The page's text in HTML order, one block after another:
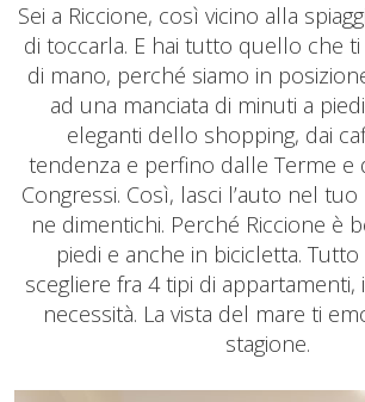
Sei a Riccione, così vicino alla
di toccarla. E hai tutto quello che
di mano, perché siamo in
ad una manciata di minuti a
eleganti dello shopping, dai
tendenza e perfino dalle Terme e
Congressi. Così, lasci l’auto nel
ne dimentichi. Perché Riccione è
piedi e anche in bicicletta. Tutto
scegliere fra 4 tipi di
necessità. La vista del mare ti
stagione.